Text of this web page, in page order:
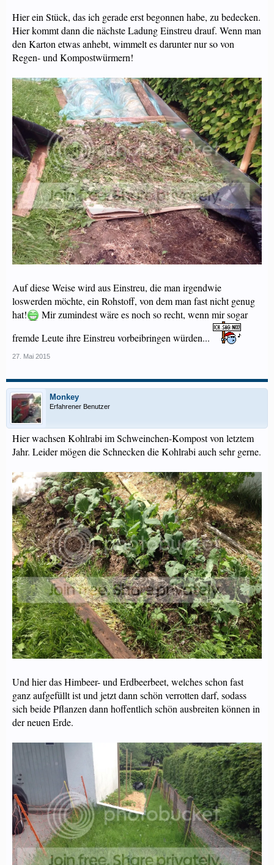
Hier ein Stück, das ich gerade erst begonnen habe, zu bedecken.
Hier kommt dann die nächste Ladung Einstreu drauf. Wenn man
den Karton etwas anhebt, wimmelt es darunter nur so von
Regen- und Kompostwürmern!
Auf diese Weise wird aus Einstreu, die man irgendwie
loswerden möchte, ein Rohstoff, von dem man fast nicht genug
hat!
Mir zumindest wäre es noch so recht, wenn mir sogar
fremde Leute ihre Einstreu vorbeibringen würden...
27. Mai 2015
Monkey
Erfahrener Benutzer
Hier wachsen Kohlrabi im Schweinchen-Kompost von letztem
Jahr. Leider mögen die Schnecken die Kohlrabi auch sehr gerne.
Und hier das Himbeer- und Erdbeerbeet, welches schon fast
ganz aufgefüllt ist und jetzt dann schön verrotten darf, sodass
sich beide Pflanzen dann hoffentlich schön ausbreiten können in
der neuen Erde.